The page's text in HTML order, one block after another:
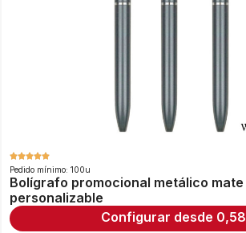
Pedido mínimo: 100u
Bolígrafo promocional metálico mate
personalizable
Configurar desde 0,58